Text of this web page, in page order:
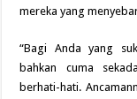
Kena
Tahun
mereka yang
“Bagi Anda yang
bahkan cuma
berhati-hati.